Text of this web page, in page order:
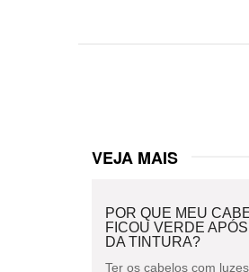
VEJA MAIS
POR QUE MEU
FICOU VERDE
DA TINTURA?
Ter os cabelos com